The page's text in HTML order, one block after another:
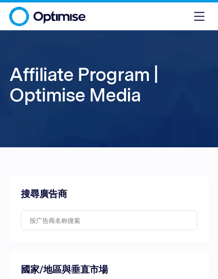
Affiliate Program |
Optimise Media
搜尋廣告商
國家/地區與垂直市場